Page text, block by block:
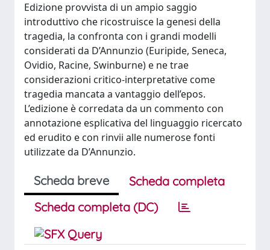
Edizione provvista di un ampio saggio
introduttivo che ricostruisce la genesi della
tragedia, la confronta con i grandi modelli
considerati da D’Annunzio (Euripide, Seneca,
Ovidio, Racine, Swinburne) e ne trae
considerazioni critico-interpretative come
tragedia mancata a vantaggio dell’epos.
L’edizione è corredata da un commento con
annotazione esplicativa del linguaggio ricercato
ed erudito e con rinvii alle numerose fonti
utilizzate da D’Annunzio.
Scheda breve
Scheda completa
Scheda completa (DC)